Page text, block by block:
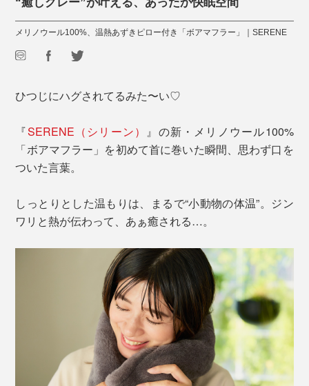
メリノウール100%、温熱あずきピロー付き「ボアマフラー」｜SERENE
ひつじにハグされてるみた〜い♡
『SERENE（シリーン）
』の新・メリノウール100%
「ボアマフラー」を初めて首に巻いた瞬間、思わず口を
ついた言葉。
しっとりとした温もりは、まるで“小動物の体温”。ジン
ワリと熱が伝わって、あぁ癒される…。